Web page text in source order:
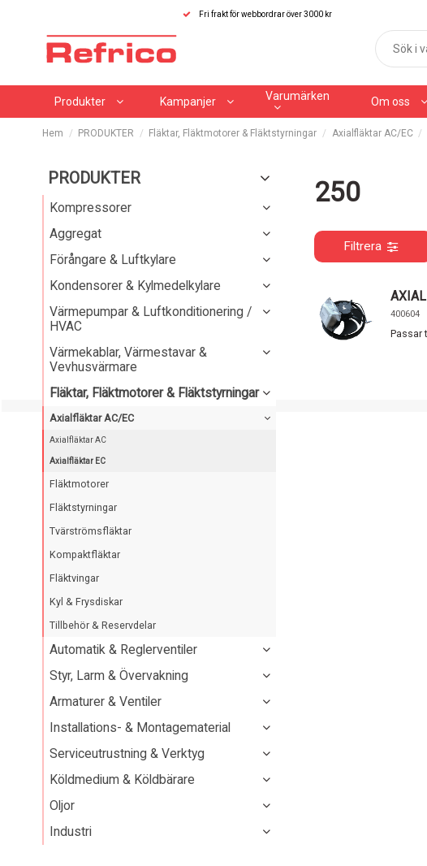
Fri frakt för webbordrar över 3000 kr
Produkter Kampanjer Varumärken Om oss
Hem PRODUKTER Fläktar, Fläktmotorer & Fläktstyrningar Axialfläktar AC/EC
250
Filtrera
400604
Passar
PRODUKTER
Kompressorer
Aggregat
Förångare & Luftkylare
Kondensorer & Kylmedelkylare
Värmepumpar & Luftkonditionering /
HVAC
Värmekablar, Värmestavar &
Vevhusvärmare
Fläktar, Fläktmotorer & Fläktstyrningar
Axialfläktar AC/EC
Axialfläktar AC
Axialfläktar EC
Fläktmotorer
Fläktstyrningar
Tvärströmsfläktar
Kompaktfläktar
Fläktvingar
Kyl & Frysdiskar
Tillbehör & Reservdelar
Automatik & Reglerventiler
Styr, Larm & Övervakning
Armaturer & Ventiler
Installations- & Montagematerial
Serviceutrustning & Verktyg
Köldmedium & Köldbärare
Oljor
Industri